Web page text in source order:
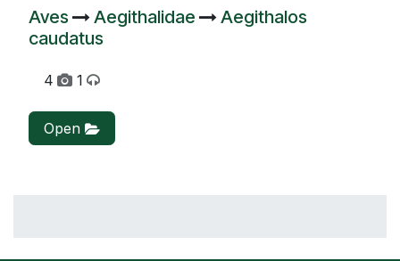
Aves Aegithalidae
Aegithalos
caudatus
4 1
Open